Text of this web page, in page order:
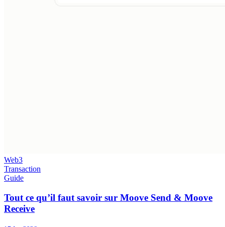
Web3
Transaction
Guide
Tout ce qu’il faut savoir sur Moove Send & Moove
Receive